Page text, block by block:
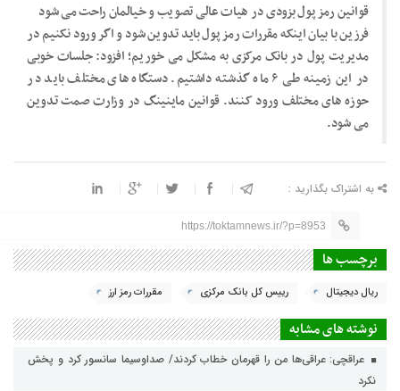
قوانین رمز ‌پول بزودی در هیات عالی تصویب و خیالمان راحت می شود
فرزین با بیان اینکه مقررات رمز پول باید تدوین شود و اگر ورود نکنیم در
مدیریت پول در بانک مرکزی به مشکل می خوریم؛ افزود: جلسات خوبی
در این زمینه طی ۶ ماه گذشته داشتیم. دستگاه های مختلف باید در
حوزه های مختلف ورود کنند. قوانین ماینینگ در وزارت صمت تدوین
می شود.
به اشتراک بگذارید :
https://toktamnews.ir/?p=8953
برچسب ها
ریال دیجیتال رییس کل بانک مرکزی مقررات رمز ارز
نوشته های مشابه
عراقچی: عراقی‌ها من را قهرمان خطاب کردند/ صداوسیما سانسور کرد و پخش
نکرد